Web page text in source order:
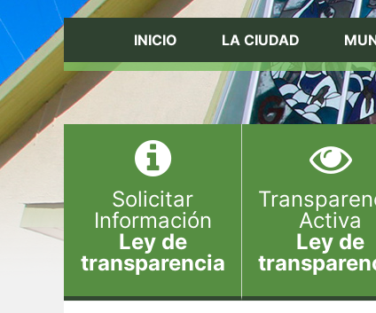
INICIO LA CIUDAD
Solicitar
Información
Ley de
transparencia
Activa
Ley de